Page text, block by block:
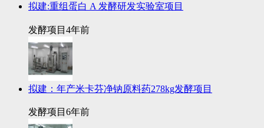
拟建:重组蛋白 A 发酵研发实验室项目
发酵项目 4年前
拟建：年产米卡芬净钠原料药278kg发酵项目
发酵项目 6年前